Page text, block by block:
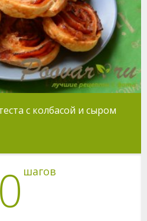
с колбасой и сыром
шагов